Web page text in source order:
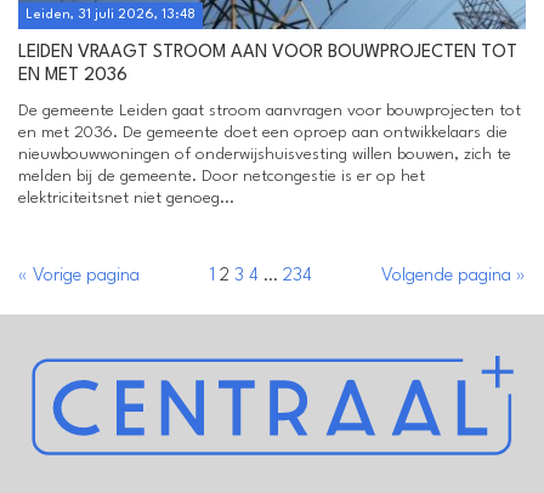
Leiden, 31 juli 2026, 13:48
LEIDEN VRAAGT STROOM AAN VOOR BOUWPROJECTEN TOT
EN MET 2036
De gemeente Leiden gaat stroom aanvragen voor bouwprojecten tot
en met 2036. De gemeente doet een oproep aan ontwikkelaars die
nieuwbouwwoningen of onderwijshuisvesting willen bouwen, zich te
melden bij de gemeente. Door netcongestie is er op het
elektriciteitsnet niet genoeg...
« Vorige pagina 1 2 3 4 … 234 Volgende pagina »